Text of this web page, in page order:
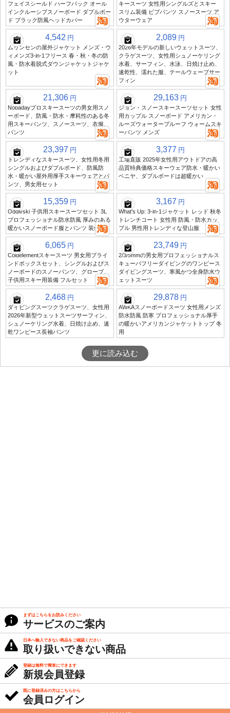
フェイスシールド ハーフパック オール
インクルーシブスノーボード ダブルボー
ド ブラック防風ヘッドカバー
キースーツ 女性用シングルズとスキー
スリム装備 ビブパンツ スノースーツ ア
ウターウェア
4,542 円
ムリンセンの屋外ジャケット メンズ・ウ
ィメンズ3-in-1フリース 春・秋・冬の防
風・防水着脱式ダウンジャケットジャケ
ット
2,089 円
2026年モデルの新しいウェットスーツ、
クラゲスーツ、女性用シュノーケリング
水着、サーフィン、水泳、日焼け止め、
速乾性、濡れた服、テールウェーブサー
フィン
21,306 円
Nobadayプロスキースーツの男女用スノ
ーボード、防風・防水・摩耗性のある冬
用スキーパンツ、スノースーツ、衣服、
パンツ
29,163 円
ジョン・スノースキースーツセット 女性
用カップル スノーボード アメリカン・
ルーズウォータープルーフ ウォームスキ
ーパンツ メンズ
23,397 円
トレンディなスキースーツ、女性用冬用
シングルおよびダブルボード、防風防
水・暖かい屋外用厚手スキーウェアとパ
ンツ、男女用セット
3,377 円
工場直販 2025年女性用アウトドアの高
品質特典価格スキーウェア防水・暖かい
ベニヤ、ダブルボードは超暖かい
15,359 円
Oddivski 子供用スキースーツセット 3L
プロフェッショナル防水防風 厚みのある
暖かいスノーボード服とパンツ 装備
3,167 円
What's Up: 3-in-1ジャケット レッド 秋冬
トレンチコート 女性用 防風・防水カッ
プル 男性用トレンディな登山服
6,065 円
Coldelementスキースーツ 男女用ブライ
ンドボックスセット、シングルおよびス
ノーボードのスノーパンツ、グローブ、
子供用スキー用装備 フルセット
23,749 円
2/3/5mmの男女用プロフェッショナルス
キューバフリーダイビングのワンピース
ダイビングスーツ、寒風かつ全身防水ウ
ェットスーツ
2,468 円
ダイビングスーツクラゲスーツ、女性用
2026年新型ウェットスーツサーフィン、
シュノーケリング水着、日焼け止め、速
乾ワンピース長袖パンツ
29,878 円
AWKAスノーボードスーツ 女性用メンズ
防水防風 防寒 プロフェッショナル厚手
の暖かいアメリカンジャケットトップ 冬
用
更に読み込む
まずはこちらをお読みください
サービスのご案内
日本へ輸入できない商品をご確認ください
取り扱いできない商品
登録は無料で簡単にできます
新規会員登録
既に登録済みの方はこちらから
会員ログイン